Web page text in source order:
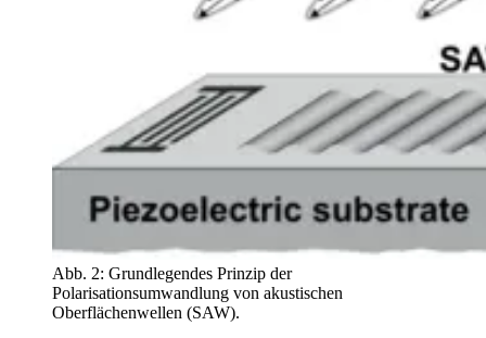
Abb. 2: Grundlegendes Prinzip der
Polarisationsumwandlung von akustischen
Oberflächenwellen (SAW).